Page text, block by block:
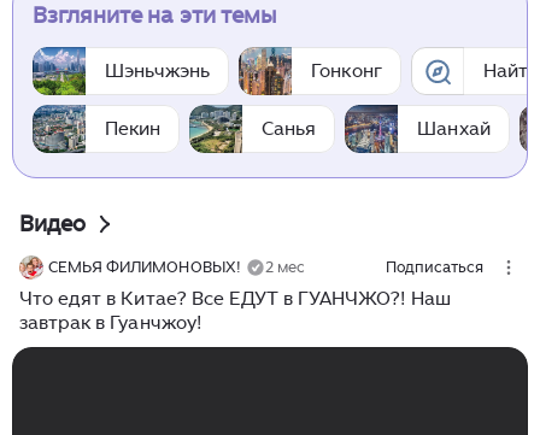
Взгляните на эти темы
Шэньчжэнь Гонконг
Пекин Санья Шанхай
Видео
СЕМЬЯ ФИЛИМОНОВЫХ! 2 мес Подписаться
Что едят в Китае? Все ЕДУТ в ГУАНЧЖО?! Наш
завтрак в Гуанчжоу!